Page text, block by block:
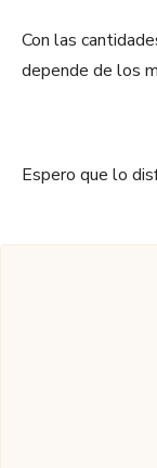
Con las
depende de los
Espero que lo